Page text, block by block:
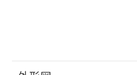
品・サービスに